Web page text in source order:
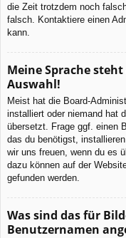
die Zeit trotzdem noch
falsch. Kontaktiere einen
kann.
Meine Sprache
Auswahl!
Meist hat die Board-
installiert oder niemand hat
übersetzt. Frage ggf. einen
das du benötigst,
wir uns freuen, wenn du es
dazu können auf der
gefunden werden.
Was sind das für
Benutzernamen